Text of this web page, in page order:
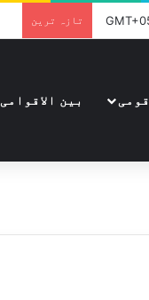
تازہ ترین
قومی بین الاقوامی